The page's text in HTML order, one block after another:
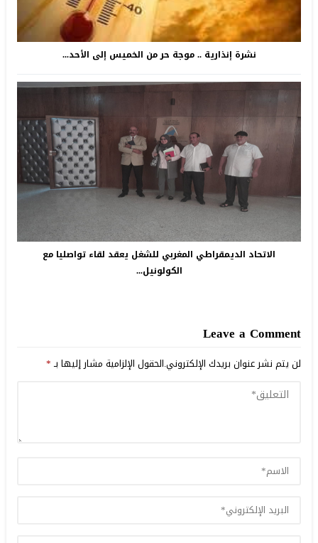
نشرة إنذارية .. موجة حر من الخميس إلى الأحد...
الاتحاد الديمقراطي المغربي للشغل يعقد لقاء تواصليا مع
الكولونيل...
Leave a Comment
لن يتم نشر عنوان بريدك الإلكتروني.الحقول الإلزامية مشار إليها بـ*